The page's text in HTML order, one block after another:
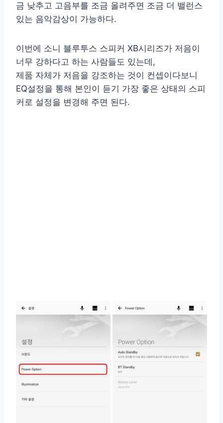
금 낮추고 고음부를 조금 올려주면 조금 더 밸런스
있는 음악감상이 가능하다.
이번에 소니 블루투스 스피커 XB시리즈가 저음이
너무 강하다고 하는 사람들도 있는데,
제품 자체가 저음을 강조하는 것이 컨셉이다보니
EQ설정을 통해 본인이 듣기 가장 좋은 상태의 스피
커로 설정을 변경해 주면 된다.